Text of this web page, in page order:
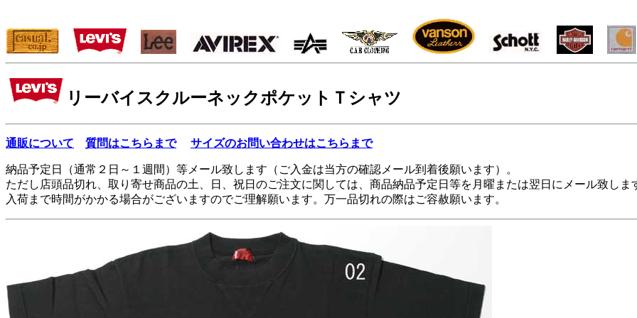
リーバイスクルーネックポケットＴシャツ
通販について 質問はこちらまで サイズのお問い合わせはこちらまで
納品予定日（通常２日～１週間）等メール致します（ご入金は当方の確認メール到着後願います）。
ただし店頭品切れ、取り寄せ商品の土、日、祝日のご注文に関しては、商品納品予定日等を月曜または翌日にメール致しま
入荷まで時間がかかる場合がございますのでご理解願います。万一品切れの際はご容赦願います。